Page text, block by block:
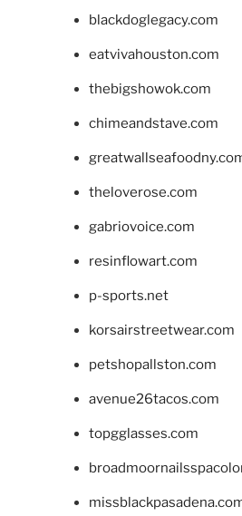
blackdoglegacy.com
eatvivahouston.com
thebigshowok.com
chimeandstave.com
theloverose.com
gabriovoice.com
resinflowart.com
p-sports.net
korsairstreetwear.com
petshopallston.com
avenue26tacos.com
topgglasses.com